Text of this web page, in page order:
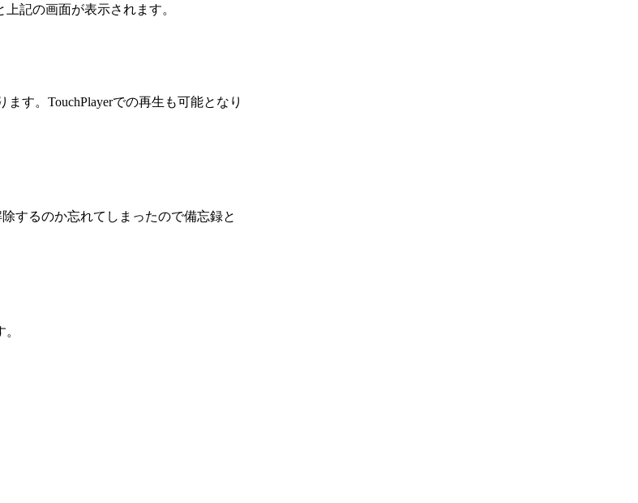
記の画面が表示されます。
す。TouchPlayerでの再生も可能となり
するのか忘れてしまったので備忘録と